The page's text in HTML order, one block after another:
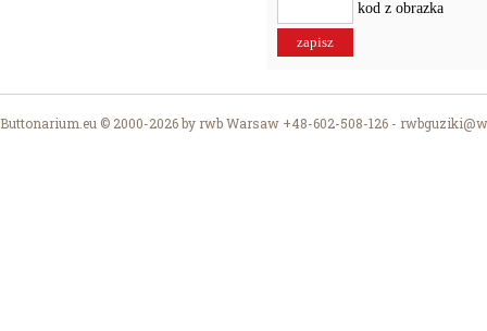
kod z obrazka
Buttonarium.eu © 2000-2026 by rwb Warsaw +48-602-508-126 -